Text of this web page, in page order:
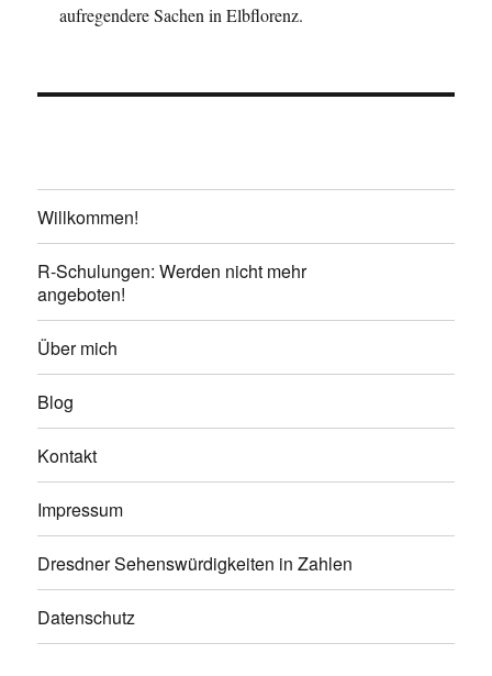
aufregendere Sachen in Elbflorenz.
Willkommen!
R-Schulungen: Werden nicht mehr
angeboten!
Über mich
Blog
Kontakt
Impressum
Dresdner Sehenswürdigkeiten in Zahlen
Datenschutz